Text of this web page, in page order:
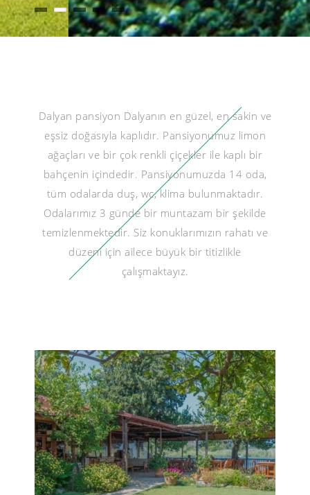
Dalyan pansiyon Dalyanın en güzel, en sakin ve
eşsiz doğasıyla kaplıdır. Pansiyonumuz limon
ağaçları ve bir çok renkli çiçekler ile kaplı bir
bahçenin içindedir. Pansiyonumuzda 14 oda,
tüm odalarda duş, wc, klima bulunmaktadır.
Odalarımız 3 günde bir muntazam bir şekilde
temizlenmektedir. Siz konuklarımızın rahatı ve
düzeni için ailece büyük bir titizlikle
çalışmaktayız.